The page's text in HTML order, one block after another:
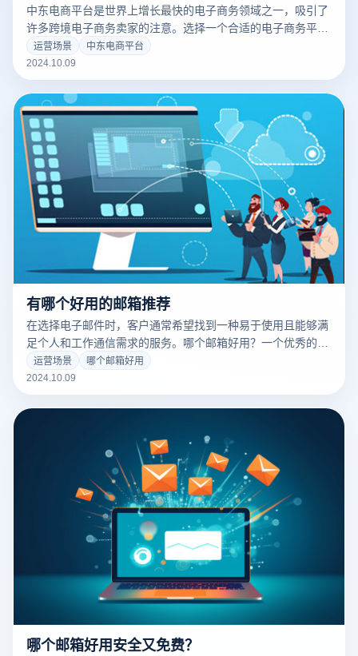
中东电商平台是世界上增长最快的电子商务领域之一，吸引了
许多跨境电子商务卖家的注意。选择一个合适的电子商务平台
进入中东市场尤为重要，因为不同的平台在用户基础、类别偏
好、支付方式和物流支持方面都有自己的优势。以下是一些在
中东市场表现突出的电子商务平台： 1. Souq(现在是亚马逊中
东)：Souq作为中东最大的电子商务平台之一，在被亚马逊收
购后，整合了全球物流和支付系统，是进入中东市场的首选平
台之一。 2. Noon：覆盖我国海湾合作委员会的本地竞争力强
的电子商务平台（GCC），为新卖家提供本地化支持和灵活的
支付方式。 3. Jumia：在北非的一些地区，特别是在埃及等市
场，有广泛的用户群，适合扩大到中东和非洲。 4. Namshi：
专注于时尚和生活习惯商品，面向年轻消费者，适合跨境时尚
卖家。 根据市场定位和目标市场，选择合适的平台可以帮助跨
境卖家更快地融入中东电子商务生态，实现市场突破。
运营场景
中东电商平台
2024.10.09
有哪个好用的邮箱推荐
在选择电子邮件时，客户通常希望找到一种易于使用且能够满
足个人和工作通信需求的服务。哪个邮箱好用？一个优秀的电
子邮件不仅需要简单的界面和易于操作，还需要强大的垃圾邮
件过滤和安全功能，以确保电子邮件通信的隐私和安全。以下
电子邮件非常受欢迎，适合不同的用户群体： 1. Gmail：由于
其直观的界面、强大的搜索功能和与其他谷歌服务的无缝集
软的邮箱服务，Office工具的深度集成，适合工作和日常使
用，具有高效的安全性和反垃圾邮件功能。 3. Zoho Mail：为
企业和个人客户提供无广告的邮箱体验，功能全面，支持团队
合作，是一种性价比很高的选择。 4. ProtonMail：为注重安全
的用户提供端到端加密的邮箱服务，致力于隐私保护。 这类邮
箱不但使用方便，而且在安全性、存储性和功能性方面都非常
出色，适合不同需求的用户选择。
运营场景
哪个邮箱好用
2024.10.09
哪个邮箱好用安全又免费？